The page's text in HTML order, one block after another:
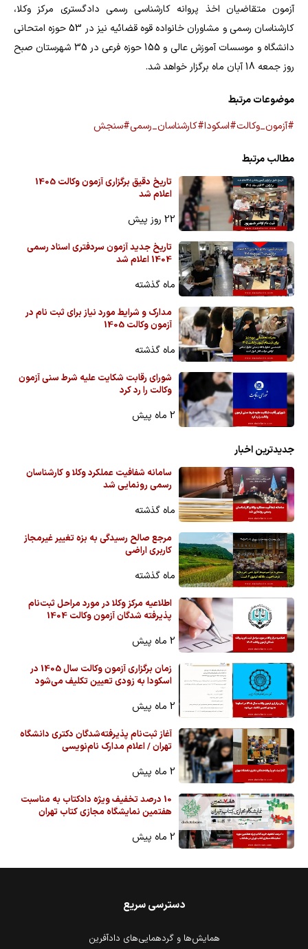
آزمون متقاضیان اخذ پروانه کارشناسی رسمی دادگستری مرکز وکلا،
کارشناسان رسمی و مشاوران خانواده قوه قضائیه نیز در 53 حوزه امتحانی
دانشگاه و موسسات آموزش عالی و 155 حوزه فرعی در 35 شهرستان صبح
روز جمعه 18 آبان ماه برگزار خواهد شد.
موضوعات مرتبط
#آزمون_وکالت#اسکودا#کارشناسان_رسمی#سنجش
مطالب مرتبط
تاریخ دقیق برگزاری آزمون وکالت 1405
اعلام شد
22 روز پیش
تاریخ جدید آزمون سردفتری اسناد رسمی
1404 اعلام شد
ماه گذشته
مدارک و شرایط مورد نیاز برای ثبت نام در
آزمون وکالت 1405
ماه گذشته
شورای رقابت شکایت علیه شرط سنی آزمون
وکالت را رد کرد
2 ماه پیش
جدیدترین اخبار
سامانه شفافیت عملکرد وکلا و کارشناسان
رسمی رونمایی شد
ماه گذشته
مرجع صالح رسیدگی به بزه تغییر غیرمجاز
کاربری اراضی
ماه گذشته
اطلاعیه مرکز وکلا در مورد مراحل ثبت‌نام
پذیرفته شدگان آزمون وکالت 1404
2 ماه پیش
زمان برگزاری آزمون وکالت سال 1405 در
اسکودا به زودی تعیین تکلیف می‌شود
2 ماه پیش
آغاز ثبت‌نام پذیرفته‌شدگان دکتری دانشگاه
تهران / اعلام مدارک نام‌نویسی
2 ماه پیش
10 درصد تخفیف ویژه دادکتاب به مناسبت
هفتمین نمایشگاه مجازی کتاب تهران
2 ماه پیش
دسترسی سریع
همایش‌ها و گردهمایی‌های دادآفرین